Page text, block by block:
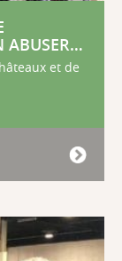
ABUSER…
et de